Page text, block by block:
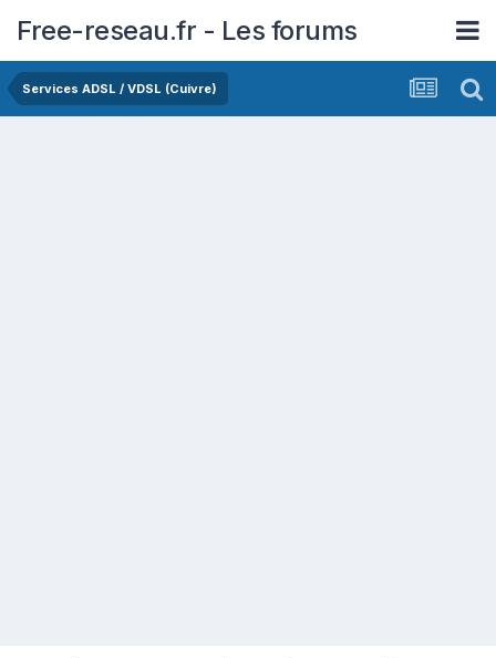
Free-reseau.fr - Les forums
Services ADSL / VDSL (Cuivre)